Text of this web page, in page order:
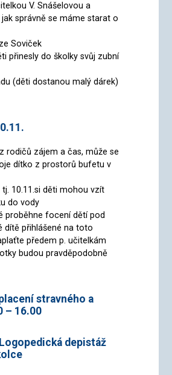
V. Snášelovou a
správně se máme starat o
Soviček
přinesly do školky svůj zubní
(děti dostanou malý dárek)
rodičů zájem a čas, může se
dítko z prostorů bufetu v
tj. 10.11.si děti mohou vzít
do vody
proběhne focení dětí pod
dítě přihlášené na toto
předem p. učitelkám
budou pravděpodobně
stravného a
– 16.00
depistáž